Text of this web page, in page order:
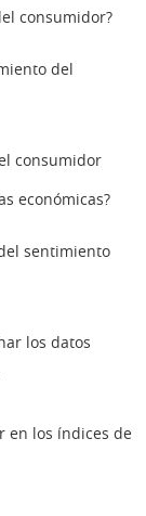
consumidor?
del
consumidor
económicas?
sentimiento
los datos
en los índices de